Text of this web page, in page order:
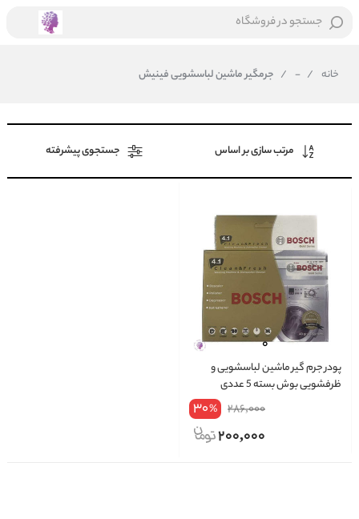
جستجو در فروشگاه
خانه /
-
/ جرمگیر ماشین لباسشویی فینیش
مرتب سازی بر اساس جستجوی پیشرفته
پودر جرم گیر ماشین لباسشویی و
ظرفشویی بوش بسته 5 عددی
286,000
30%
200,000